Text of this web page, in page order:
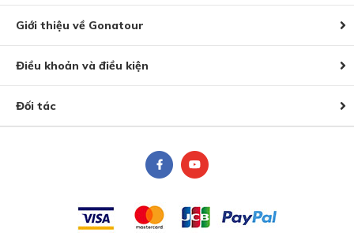
Giới thiệu về Gonatour
Điều khoản và điều kiện
Đối tác